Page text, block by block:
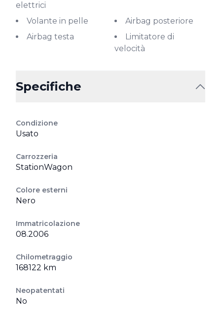
elettrici
Volante in pelle
Airbag posteriore
Airbag testa
Limitatore di
velocità
Specifiche
Condizione
Usato
Carrozzeria
StationWagon
Colore esterni
Nero
Immatricolazione
08.2006
Chilometraggio
168122 km
Neopatentati
No